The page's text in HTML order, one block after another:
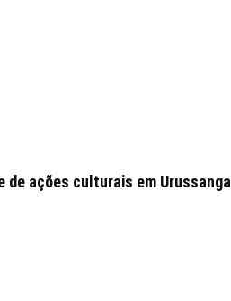
ações culturais em Urussanga